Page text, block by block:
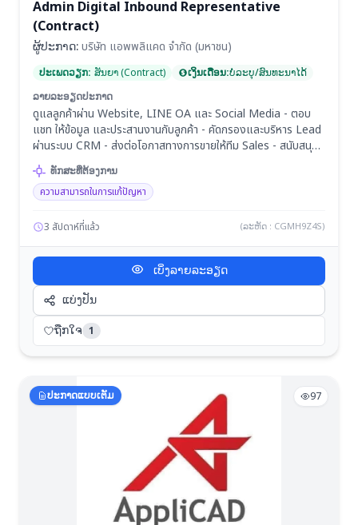
Admin Digital Inbound Representative
(Contract)
ຜູ້ປະກາດ:บริษัท แอพพลิแคด จํากัด (มหาชน)
ປະເພດວຽກ: ສັນຍາ (Contract) ເງິນເດືອນ:ບໍ່ລະບຸ/ສົນທະນາໄດ້
ລາຍລະອຽດປະກາດ
ดูแลลูกค้าผ่าน Website, LINE OA และ Social Media - ตอบ
แชท ให้ข้อมูล และประสานงานกับลูกค้า - คัดกรองและบริหาร Lead
ผ่านระบบ CRM - ส่งต่อโอกาสทางการขายให้ทีม Sales - สนับสนุน
กิจกรรมการตลาดและงาน Event - โทรเชิญลูกค้าเข้าร่วมสัมมนา
และกิจกรรมของบริษัท
ທັກສະທີ່ຕ້ອງການ
ความสามารถในการแก้ปัญหา
3 สัปดาห์ที่แล้ว (ລະຫັດ : CGMH9Z4S)
ເບິ່ງລາຍລະອຽດ
ແບ່ງປັນ
ຖືກໃຈ 1
ປະກາດແບບເຕັມ 97